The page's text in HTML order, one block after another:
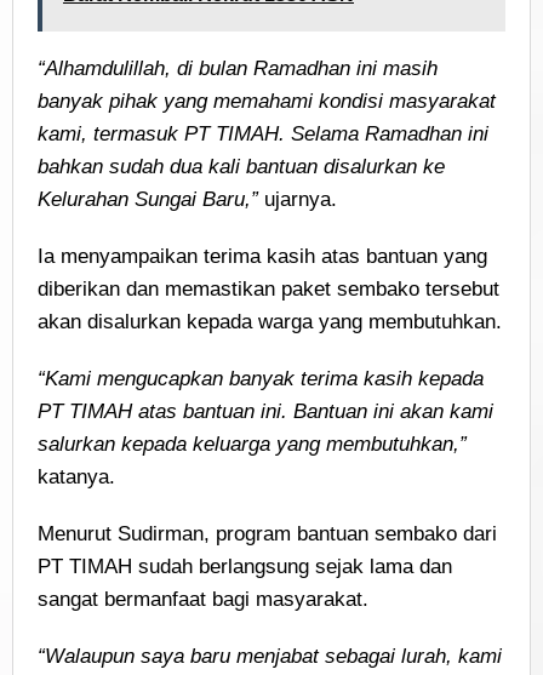
“Alhamdulillah, di bulan Ramadhan ini masih
banyak pihak yang memahami kondisi masyarakat
kami, termasuk PT TIMAH. Selama Ramadhan ini
bahkan sudah dua kali bantuan disalurkan ke
Kelurahan Sungai Baru,”ujarnya.
Ia menyampaikan terima kasih atas bantuan yang
diberikan dan memastikan paket sembako tersebut
akan disalurkan kepada warga yang membutuhkan.
“Kami mengucapkan banyak terima kasih kepada
PT TIMAH atas bantuan ini. Bantuan ini akan kami
salurkan kepada keluarga yang membutuhkan,”
katanya.
Menurut Sudirman, program bantuan sembako dari
PT TIMAH sudah berlangsung sejak lama dan
sangat bermanfaat bagi masyarakat.
“Walaupun saya baru menjabat sebagai lurah, kami